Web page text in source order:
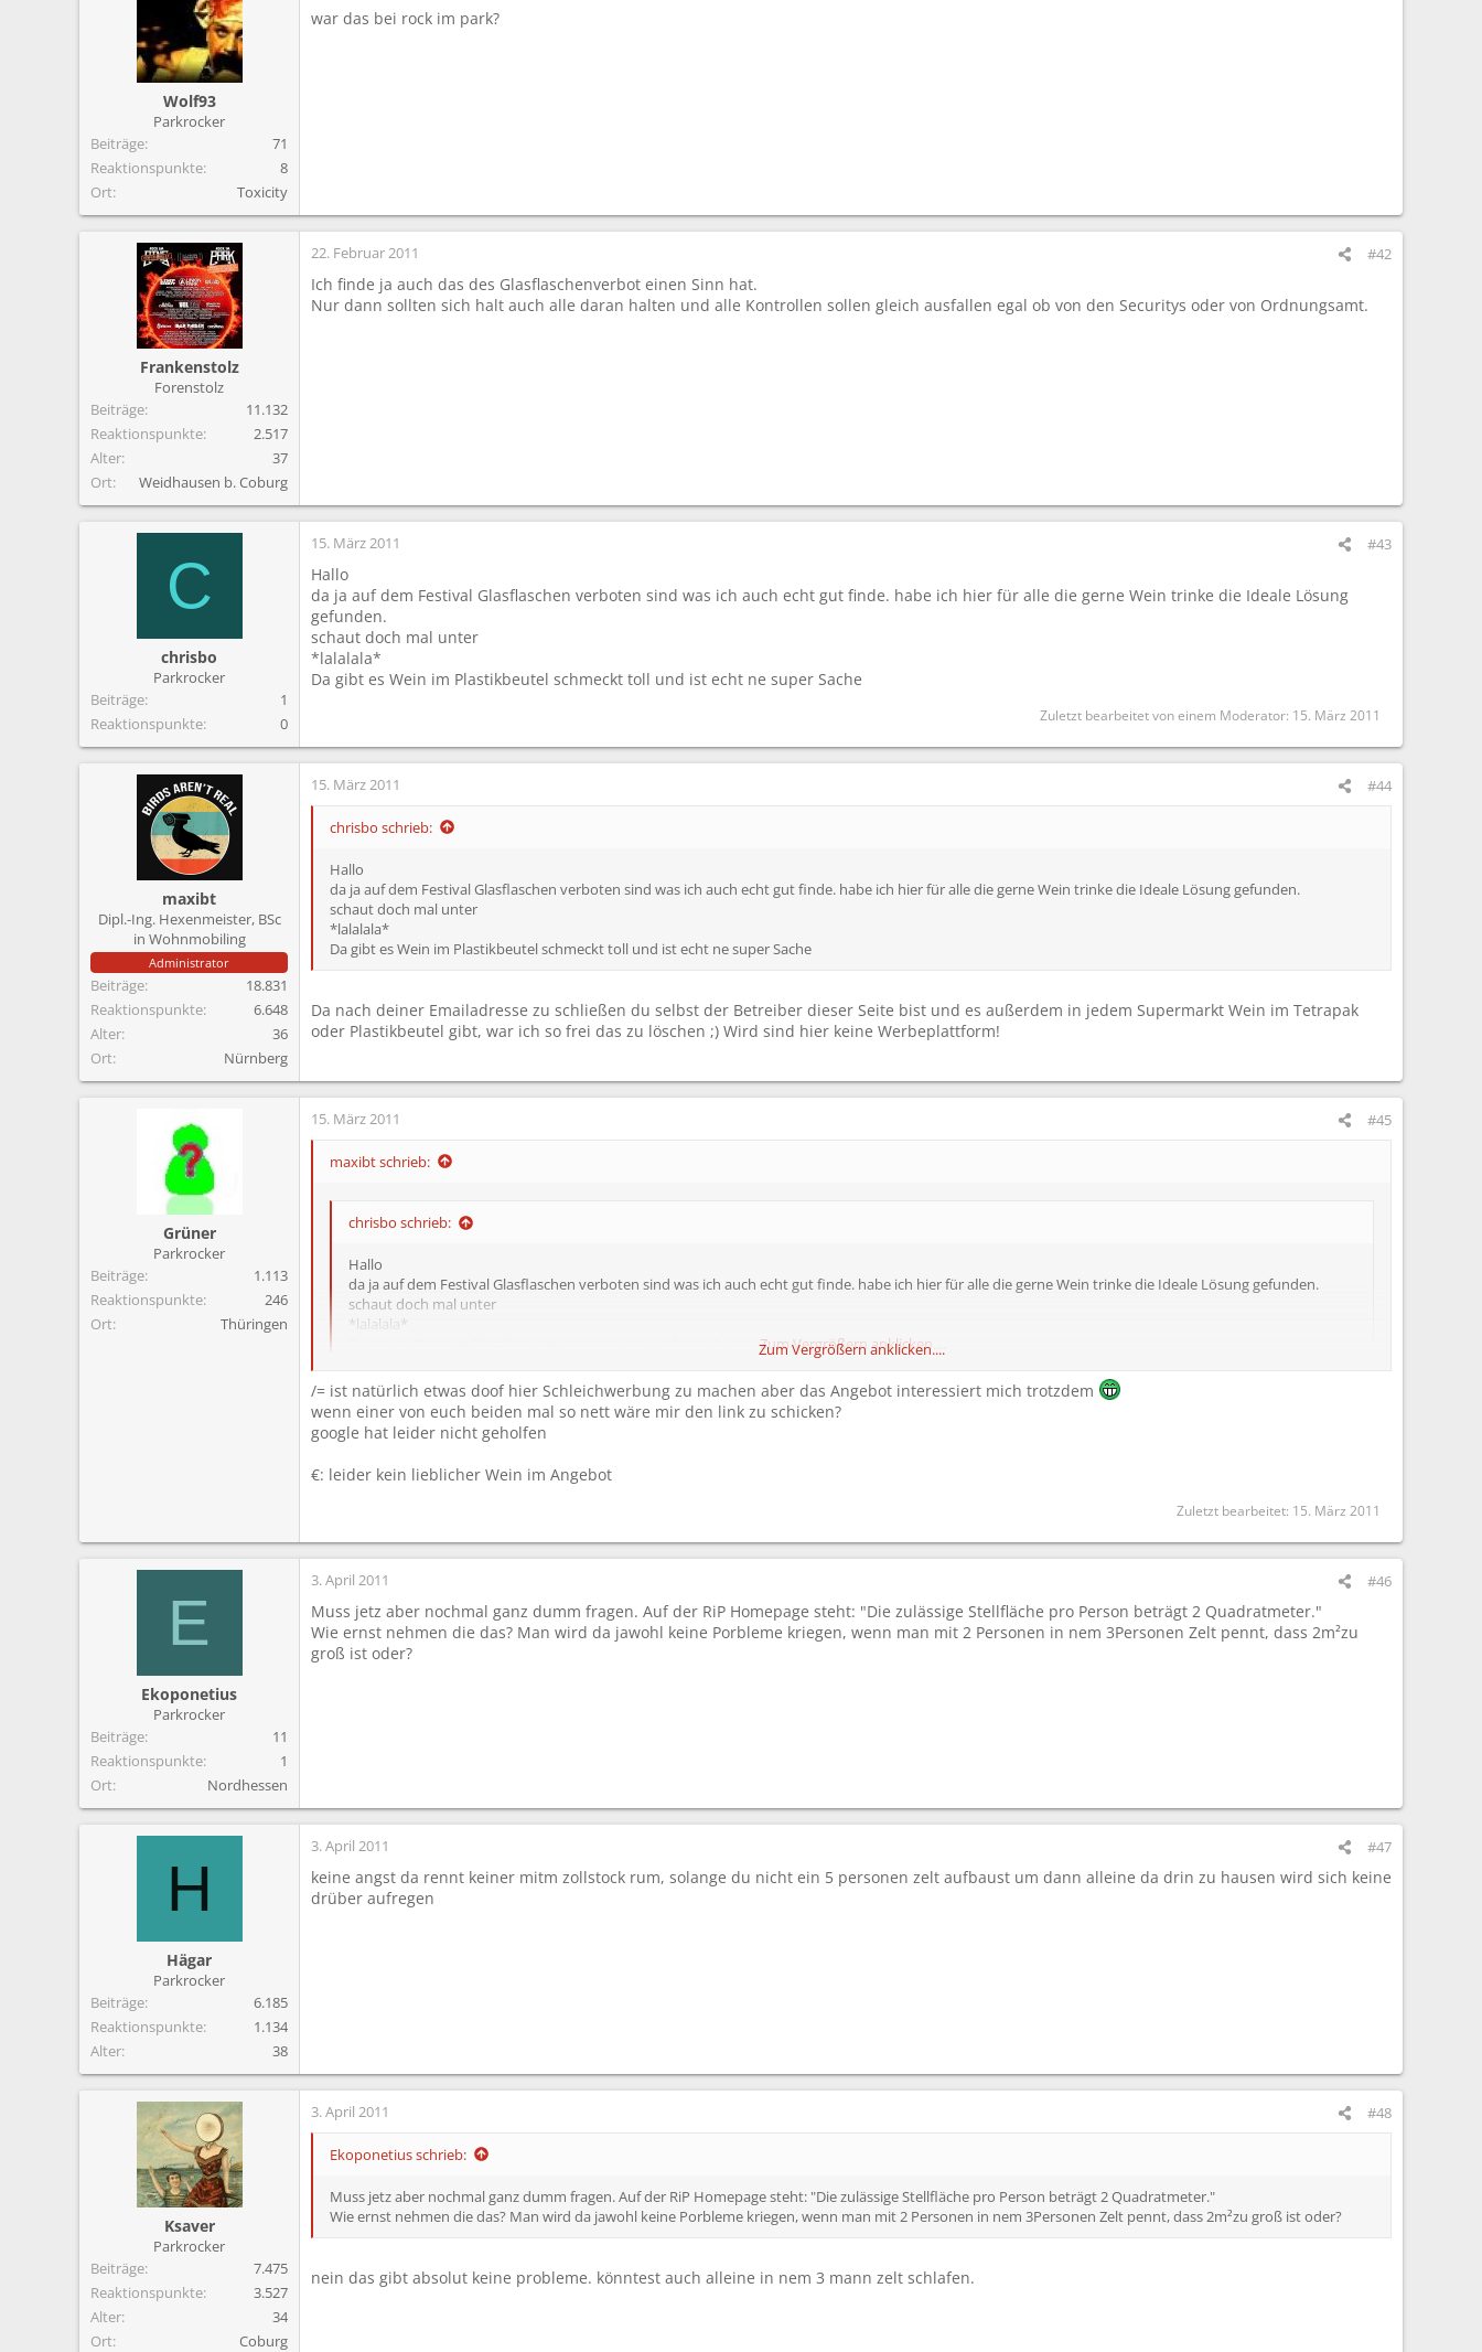
Wolf93
Parkrocker
Beiträge
71
Reaktionspunkte
8
Ort
Toxicity
war das bei rock im park?
Frankenstolz
Forenstolz
Beiträge
11.132
Reaktionspunkte
2.517
Alter
37
Ort
Weidhausen b. Coburg
22. Februar 2011 #42
Ich finde ja auch das des Glasflaschenverbot einen Sinn hat.
Nur dann sollten sich halt auch alle daran halten und alle Kontrollen sollen gleich ausfallen egal ob von den Securitys oder von Ordnungsamt.
C
chrisbo
Parkrocker
Beiträge
1
Reaktionspunkte
0
15. März 2011 #43
Hallo
da ja auf dem Festival Glasflaschen verboten sind was ich auch echt gut finde. habe ich hier für alle die gerne Wein trinke die Ideale Lösung
gefunden.
schaut doch mal unter
*lalalala*
Da gibt es Wein im Plastikbeutel schmeckt toll und ist echt ne super Sache
Zuletzt bearbeitet von einem Moderator: 15. März 2011
maxibt
Dipl.-Ing. Hexenmeister, BSc
in Wohnmobiling
Administrator
Beiträge
18.831
Reaktionspunkte
6.648
Alter
36
Ort
Nürnberg
15. März 2011 #44
chrisbo schrieb:
Hallo
da ja auf dem Festival Glasflaschen verboten sind was ich auch echt gut finde. habe ich hier für alle die gerne Wein trinke die Ideale Lösung gefunden.
schaut doch mal unter
*lalalala*
Da gibt es Wein im Plastikbeutel schmeckt toll und ist echt ne super Sache
Da nach deiner Emailadresse zu schließen du selbst der Betreiber dieser Seite bist und es außerdem in jedem Supermarkt Wein im Tetrapak
oder Plastikbeutel gibt, war ich so frei das zu löschen ;) Wird sind hier keine Werbeplattform!
Grüner
Parkrocker
Beiträge
1.113
Reaktionspunkte
246
Ort
Thüringen
15. März 2011 #45
maxibt schrieb:
chrisbo schrieb:
Hallo
da ja auf dem Festival Glasflaschen verboten sind was ich auch echt gut finde. habe ich hier für alle die gerne Wein trinke die Ideale Lösung gefunden.
schaut doch mal unter
*lalalala*
Da gibt es Wein im Plastikbeutel schmeckt toll und ist echt ne super SacheZum Vergrößern anklicken....
Da nach deiner Emailadresse zu schließen du selbst der Betreiber dieser Seite bist und es außerdem in jedem Supermarkt Wein im Tetrapak oder Plastikbeutel
gibt, war ich so frei das zu löschen ;) Wird sind hier keine Werbeplattform!
Zum Vergrößern anklicken....
/= ist natürlich etwas doof hier Schleichwerbung zu machen aber das Angebot interessiert mich trotzdem
wenn einer von euch beiden mal so nett wäre mir den link zu schicken?
google hat leider nicht geholfen
€: leider kein lieblicher Wein im Angebot
Zuletzt bearbeitet: 15. März 2011
E
Ekoponetius
Parkrocker
Beiträge
11
Reaktionspunkte
1
Ort
Nordhessen
3. April 2011 #46
Muss jetz aber nochmal ganz dumm fragen. Auf der RiP Homepage steht: "Die zulässige Stellfläche pro Person beträgt 2 Quadratmeter."
Wie ernst nehmen die das? Man wird da jawohl keine Porbleme kriegen, wenn man mit 2 Personen in nem 3Personen Zelt pennt, dass 2m²zu
groß ist oder?
H
Hägar
Parkrocker
Beiträge
6.185
Reaktionspunkte
1.134
Alter
38
3. April 2011 #47
keine angst da rennt keiner mitm zollstock rum, solange du nicht ein 5 personen zelt aufbaust um dann alleine da drin zu hausen wird sich keine
drüber aufregen
Ksaver
Parkrocker
Beiträge
7.475
Reaktionspunkte
3.527
Alter
34
Ort
Coburg
3. April 2011 #48
Ekoponetius schrieb:
Muss jetz aber nochmal ganz dumm fragen. Auf der RiP Homepage steht: "Die zulässige Stellfläche pro Person beträgt 2 Quadratmeter."
Wie ernst nehmen die das? Man wird da jawohl keine Porbleme kriegen, wenn man mit 2 Personen in nem 3Personen Zelt pennt, dass 2m²zu groß ist oder?
nein das gibt absolut keine probleme. könntest auch alleine in nem 3 mann zelt schlafen.